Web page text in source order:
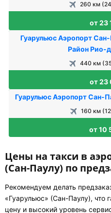
260 км
от 23
Гуарульюс Аэропорт
Район Рио-
440 км
от 23
Гуарульюс Аэропорт Сан-
160 км
от 10
Цены на такси в
(Сан-Паулу) по
Рекомендуем делать
«Гуарульюс» (Сан-Паулу), что
цену и высокий уровень